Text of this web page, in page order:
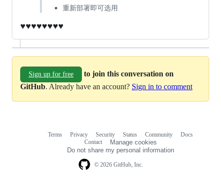
重新部署即可选用
♥️♥️♥️♥️♥️♥️♥️♥️
Sign up for free
to join this conversation on
GitHub. Already have an account? Sign in to comment
© 2026 GitHub, Inc.
Terms Privacy Security Status Community
Docs
Contact
Manage cookies
Do not share my personal information